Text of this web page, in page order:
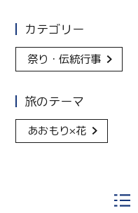
カテゴリー
祭り・伝統行事
旅のテーマ
あおもり×花